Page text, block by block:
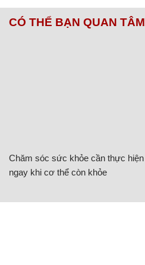
CÓ THỂ BẠN QUAN TÂM
Chăm sóc sức khỏe cần thực hiện
ngay khi cơ thể còn khỏe